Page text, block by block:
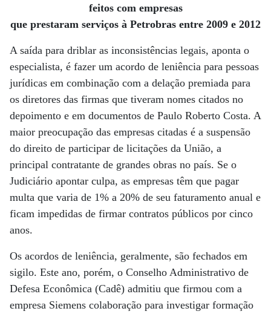
feitos com empresas
que prestaram serviços à Petrobras entre 2009 e 2012
A saída para driblar as inconsistências legais, aponta o
especialista, é fazer um acordo de leniência para pessoas
jurídicas em combinação com a delação premiada para
os diretores das firmas que tiveram nomes citados no
depoimento e em documentos de Paulo Roberto Costa. A
maior preocupação das empresas citadas é a suspensão
do direito de participar de licitações da União, a
principal contratante de grandes obras no país. Se o
Judiciário apontar culpa, as empresas têm que pagar
multa que varia de 1% a 20% de seu faturamento anual e
ficam impedidas de firmar contratos públicos por cinco
anos.
Os acordos de leniência, geralmente, são fechados em
sigilo. Este ano, porém, o Conselho Administrativo de
Defesa Econômica (Cadê) admitiu que firmou com a
empresa Siemens colaboração para investigar formação